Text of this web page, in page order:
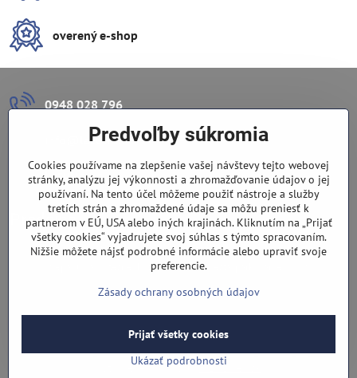
overený e-shop
0948 028 796
info​@lazuli​.sk
Lazuli s​.r​.o​.
Predajňa
Nové Zámky, Pri gymnáziu 6
(slepá ulica), v tesnej blízkosti centra mesta, parkovanie v ulici
©2026Copyright
Predvoľby súkromiaZásady ochrany osobných údajov
Vytvorené pomocou:BiznisWeb.sk
Predvoľby súkromia
Cookies používame na zlepšenie vašej návštevy tejto webovej
stránky, analýzu jej výkonnosti a zhromažďovanie údajov o jej
používaní. Na tento účel môžeme použiť nástroje a služby
tretích strán a zhromaždené údaje sa môžu preniesť k
partnerom v EÚ, USA alebo iných krajinách. Kliknutím na „Prijať
všetky cookies“ vyjadrujete svoj súhlas s týmto spracovaním.
Nižšie môžete nájsť podrobné informácie alebo upraviť svoje
preferencie.
Zásady ochrany osobných údajov
Ukázať podrobnosti
Prijať všetky cookies